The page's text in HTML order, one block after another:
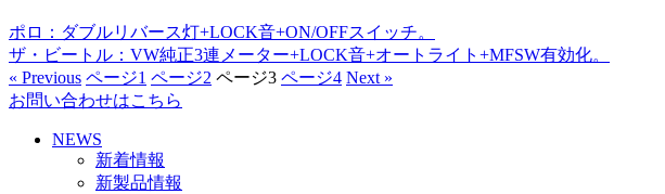
ポロ：ダブルリバース灯+LOCK音+ON/OFFスイッチ。
ザ・ビートル：VW純正3連メーター+LOCK音+オートライト+MFSW有効化。
« Previous ページ1 ページ2 ページ3 ページ4 Next »
お問い合わせはこちら
NEWS
新着情報
新製品情報